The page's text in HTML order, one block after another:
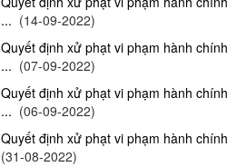
... (14-09-2022)
Quyết định xử phạt vi phạm hành
... (07-09-2022)
Quyết định xử phạt vi phạm hành
... (06-09-2022)
Quyết định xử phạt vi phạm hành
(31-08-2022)